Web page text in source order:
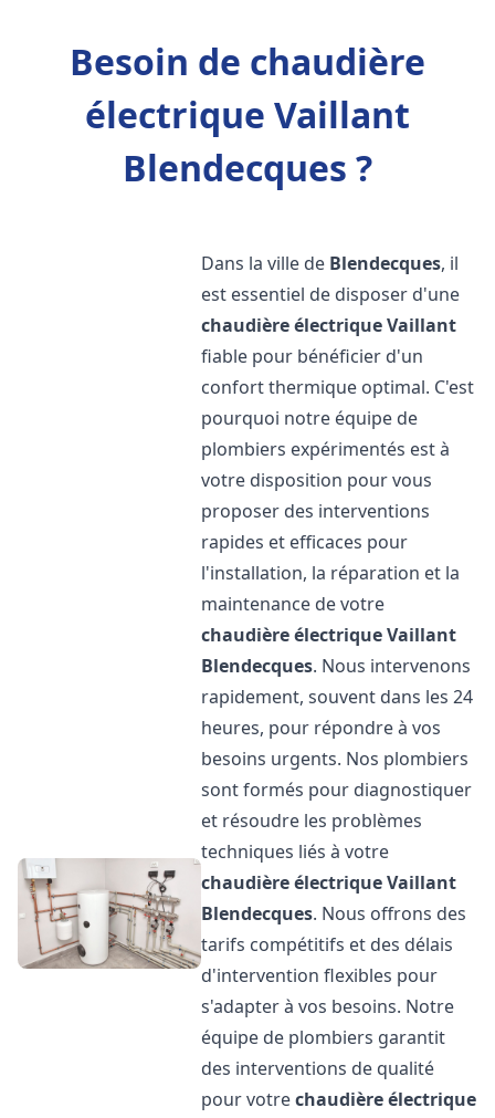
Besoin de chaudière
électrique Vaillant
Blendecques ?
Dans la ville de Blendecques, il
est essentiel de disposer d'une
chaudière électrique Vaillant
fiable pour bénéficier d'un
confort thermique optimal. C'est
pourquoi notre équipe de
plombiers expérimentés est à
votre disposition pour vous
proposer des interventions
rapides et efficaces pour
l'installation, la réparation et la
maintenance de votre
chaudière électrique Vaillant
Blendecques. Nous intervenons
rapidement, souvent dans les 24
heures, pour répondre à vos
besoins urgents. Nos plombiers
sont formés pour diagnostiquer
et résoudre les problèmes
techniques liés à votre
chaudière électrique Vaillant
Blendecques. Nous offrons des
tarifs compétitifs et des délais
d'intervention flexibles pour
s'adapter à vos besoins. Notre
équipe de plombiers garantit
des interventions de qualité
pour votrechaudière électrique